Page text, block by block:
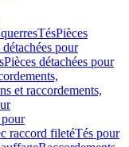
TésPièces
détachées pour
Pièces détachées pour
et raccordements,
pour
raccord filetéTés pour